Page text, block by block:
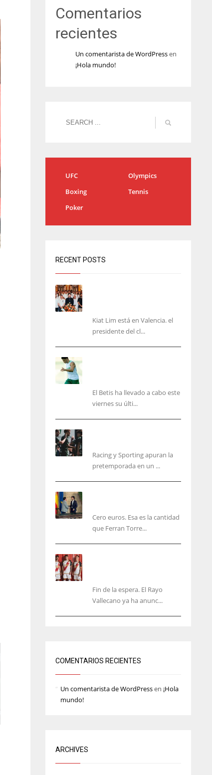
24
Comentarios
recientes
Un comentarista de WordPressen
¡Hola mundo!
UFC
Olympics
Boxing
Tennis
Poker
RECENT POSTS
Kiat Lim está en Valencia. el
presidente del cl...
El Betis ha llevado a cabo este
viernes su últi...
Racing y Sporting apuran la
pretemporada en un ...
Cero euros. Esa es la cantidad
que Ferran Torre...
Fin de la espera. El Rayo
Vallecano ya ha anunc...
COMENTARIOS RECIENTES
Un comentarista de WordPressen ¡Hola
mundo!
ARCHIVES